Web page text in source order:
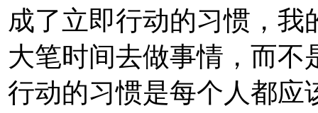
成了立即行动的习惯，
大笔时间去做事情，而不
行动的习惯是每个人都应